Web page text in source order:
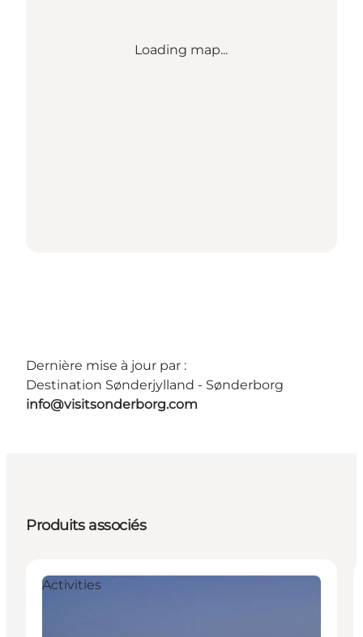
Loading map...
Dernière mise à jour par :
Destination Sønderjylland - Sønderborg
info@visitsonderborg.com
Produits associés
Activities